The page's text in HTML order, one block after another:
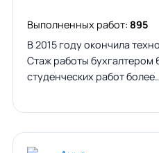
Выполненных работ: 895
В 2015 году окончила
Стаж работы бухгалтером
студенческих работ